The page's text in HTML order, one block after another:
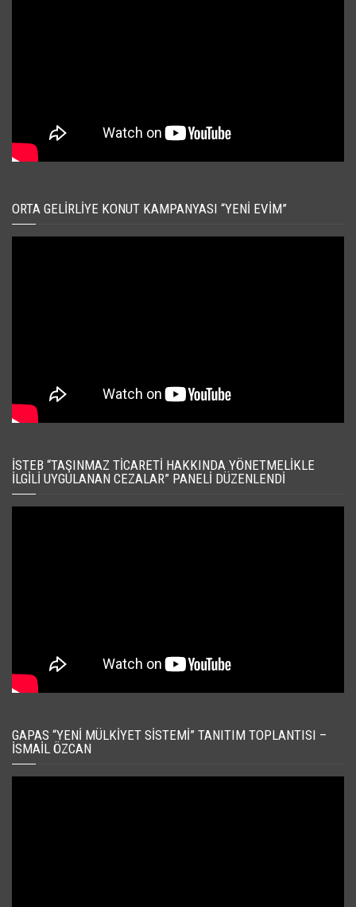
ORTA GELIRLIYE KONUT KAMPANYASI “YENI EVIM”
İSTEB “TAŞINMAZ TICARETI HAKKINDA YÖNETMELIKLE
İLGILI UYGULANAN CEZALAR” PANELI DÜZENLENDI
GAPAS “YENI MÜLKIYET SISTEMI” TANITIM TOPLANTISI –
İSMAIL ÖZCAN